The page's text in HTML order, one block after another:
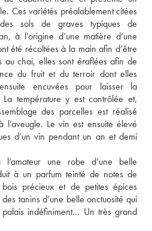
Ces variétés préalablement citées
sols de graves typiques de
à l’origine d’une matière d’une
été récoltées à la main afin d’être
au chai, elles sont éraflées afin de
du fruit et du terroir dont elles
encuvées pour laisser la
La température y est contrôlée et,
des parcelles est réalisé
l’aveugle. Le vin est ensuite élevé
d’un vin pendant un an et demi
une robe d’une belle
à un parfum teinté de notes de
précieux et de petites épices
tanins d’une belle onctuosité qui
palais indéfiniment… Un très grand